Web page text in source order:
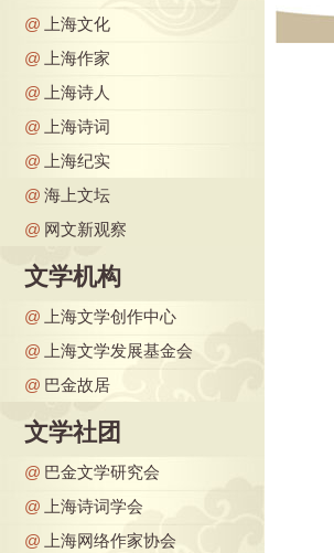
@
上海文化
@
上海作家
@
上海诗人
@
上海诗词
@
上海纪实
@ 海上文坛
@ 网文新观察
文学机构
@
上海文学创作中心
@
上海文学发展基金会
@ 巴金故居
文学社团
@ 巴金文学研究会
@
上海诗词学会
@
上海网络作家协会